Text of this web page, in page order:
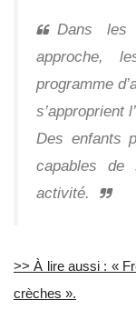
Dans les
approche,
programme
s’approprient
Des enfants
capables de
activité.
>> À lire aussi : «
crèches ».